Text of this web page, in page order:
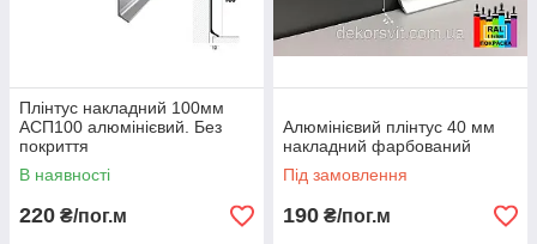
Плінтус накладний 100мм
АСП100 алюмінієвий. Без
покриття
В наявності
220 ₴/пог.м
Алюмінієвий плінтус 40 мм
накладний фарбований
Під замовлення
190 ₴/пог.м